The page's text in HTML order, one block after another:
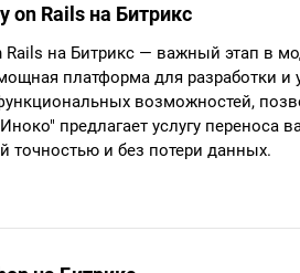
on Rails на Битрикс
Rails на Битрикс — важный этап в
платформа для разработки и
возможностей,
предлагает услугу переноса
точностью и без потери данных.